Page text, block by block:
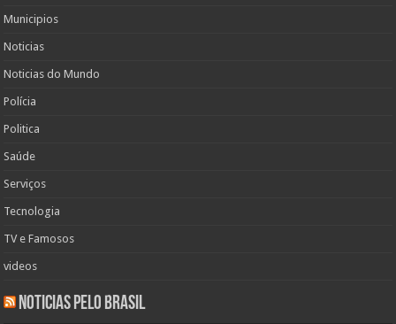
Municipios
Noticias
Noticias do Mundo
Polícia
Politica
Saúde
Serviços
Tecnologia
TV e Famosos
videos
Noticias pelo Brasil